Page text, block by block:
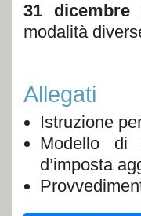
31 dicembre
modalità
Allegati
Istruzione
Modello di
d’imposta